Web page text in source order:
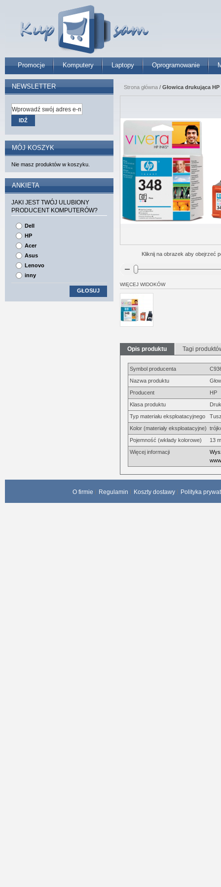
Promocje Komputery Laptopy Oprogramowanie
Strona główna / Głowica drukująca HP
Kliknij na obrazek aby obejrzeć
WIĘCEJ WIDOKÓW
Opis produktu Tagi
Symbol producenta
Nazwa produktu
Producent
HP
Klasa produktu
Typ materiału eksploatacyjnego
Kolor (materiały eksploatacyjne)
Pojemność (wkłady kolorowe)
13
Więcej informacji
NEWSLETTER
IDŹ
MÓJ KOSZYK
Nie masz produktów w koszyku.
ANKIETA
JAKI JEST TWÓJ ULUBIONY
PRODUCENT KOMPUTERÓW?
Dell
HP
Acer
Asus
Lenovo
inny
GŁOSUJ
O firmie Regulamin Koszty dostawy Polityka